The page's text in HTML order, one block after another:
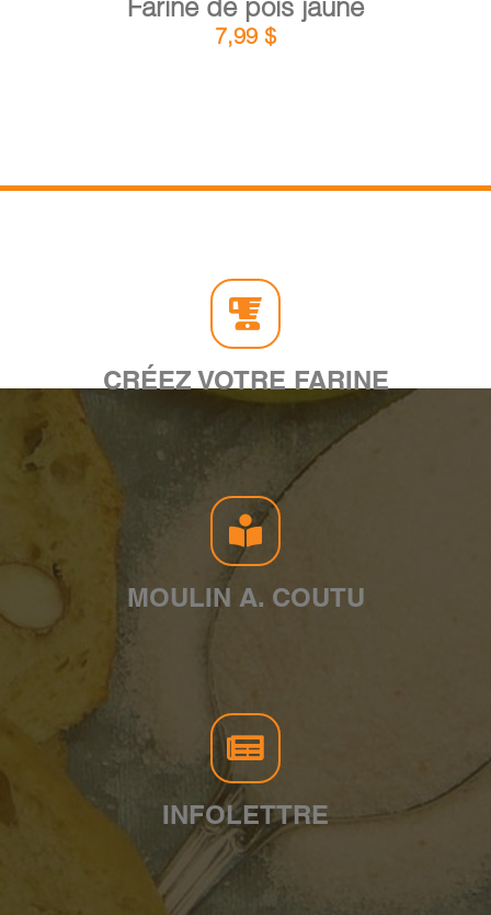
Farine de pois jaune
7,99 $
CRÉEZ VOTRE FARINE
MOULIN A. COUTU
INFOLETTRE